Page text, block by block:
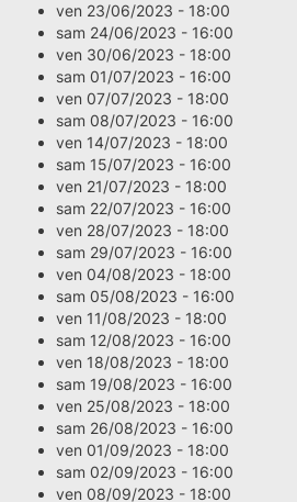
ven 23/06/2023 - 18:00
sam 24/06/2023 - 16:00
ven 30/06/2023 - 18:00
sam 01/07/2023 - 16:00
ven 07/07/2023 - 18:00
sam 08/07/2023 - 16:00
ven 14/07/2023 - 18:00
sam 15/07/2023 - 16:00
ven 21/07/2023 - 18:00
sam 22/07/2023 - 16:00
ven 28/07/2023 - 18:00
sam 29/07/2023 - 16:00
ven 04/08/2023 - 18:00
sam 05/08/2023 - 16:00
ven 11/08/2023 - 18:00
sam 12/08/2023 - 16:00
ven 18/08/2023 - 18:00
sam 19/08/2023 - 16:00
ven 25/08/2023 - 18:00
sam 26/08/2023 - 16:00
ven 01/09/2023 - 18:00
sam 02/09/2023 - 16:00
ven 08/09/2023 - 18:00